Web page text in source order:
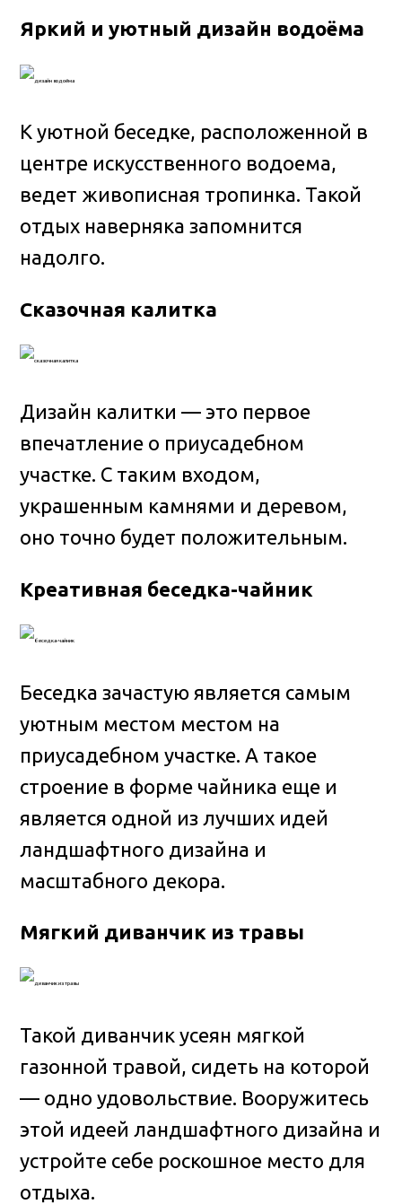
Яркий и уютный дизайн водоёма
К уютной беседке, расположенной в
центре искусственного водоема,
ведет живописная тропинка. Такой
отдых наверняка запомнится
надолго.
Сказочная калитка
Дизайн калитки — это первое
впечатление о приусадебном
участке. С таким входом,
украшенным камнями и деревом,
оно точно будет положительным.
Креативная беседка-чайник
Беседка зачастую является самым
уютным местом местом на
приусадебном участке. А такое
строение в форме чайника еще и
является одной из лучших идей
ландшафтного дизайна и
масштабного декора.
Мягкий диванчик из травы
Такой диванчик усеян мягкой
газонной травой, сидеть на которой
— одно удовольствие. Вооружитесь
этой идеей ландшафтного дизайна и
устройте себе роскошное место для
отдыха.